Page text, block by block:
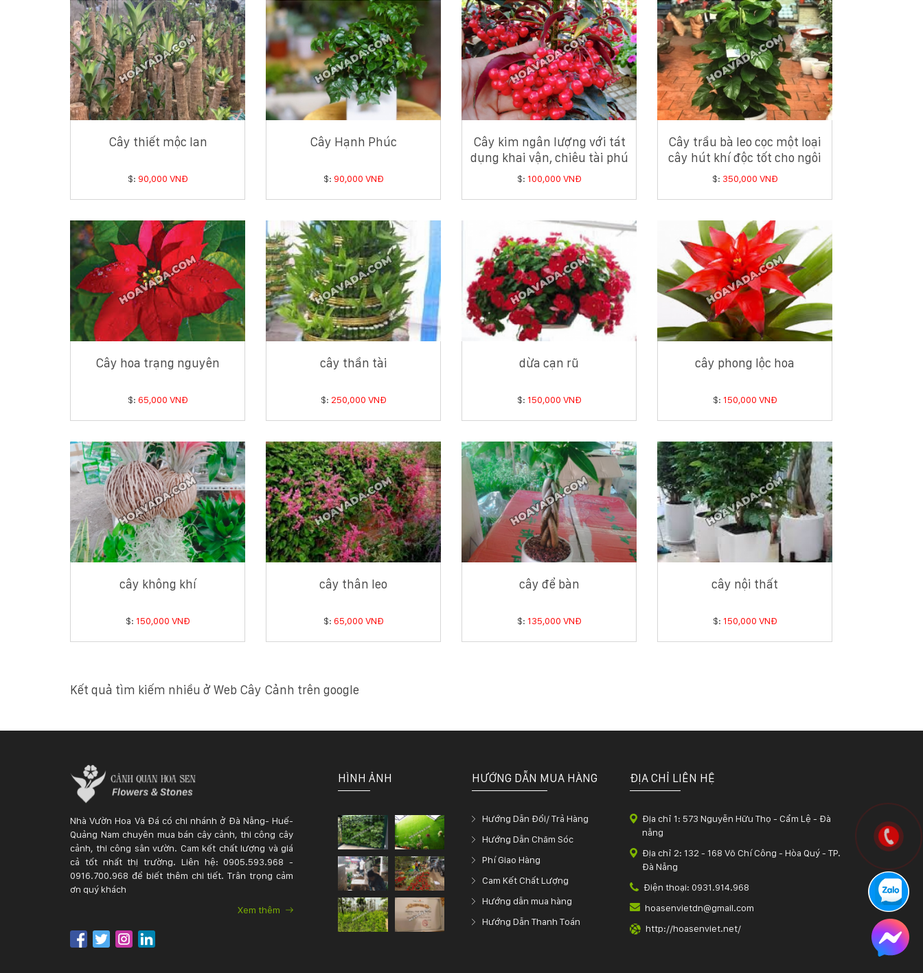
Cây thiết mộc lan
$: 90,000 VNĐ
Cây Hạnh Phúc
$: 90,000 VNĐ
Cây kim ngân lượng với tát
dụng khai vận, chiêu tài phú
quý
$: 100,000 VNĐ
Cây trầu bà leo cọc một loại
cây hút khí độc tốt cho ngôi
nhà bạn
$: 350,000 VNĐ
Cây hoa trạng nguyên
$: 65,000 VNĐ
cây thần tài
$: 250,000 VNĐ
dừa cạn rũ
$: 150,000 VNĐ
cây phong lộc hoa
$: 150,000 VNĐ
cây không khí
$: 150,000 VNĐ
cây thân leo
$: 65,000 VNĐ
cây để bàn
$: 135,000 VNĐ
cây nội thất
$: 150,000 VNĐ
Kết quả tìm kiếm nhiều ở Web Cây Cảnh trên google
Nhà Vườn Hoa Và Đá có chi nhánh ở Đà Nẵng- Huế-
Quảng Nam chuyên mua bán cây cảnh, thi công cây
cảnh, thi công sân vườn. Cam kết chất lượng và giá
cả tốt nhất thị trường. Liên hệ: 0905.593.968 -
0916.700.968 để biết thêm chi tiết. Trân trọng cảm
ơn quý khách
Xem thêm
HÌNH ẢNH HƯỚNG DẪN MUA HÀNG
Hướng Dẫn Đổi/ Trả Hàng
Hướng Dẫn Chăm Sóc
Phí Giao Hàng
Cam Kết Chất Lượng
Hướng dẫn mua hàng
Hướng Dẫn Thanh Toán
ĐỊA CHỈ LIÊN HỆ
Địa chỉ 1: 573 Nguyễn Hữu Thọ - Cẩm Lệ - Đà
nẵng
Địa chỉ 2: 132 - 168 Võ Chí Công - Hòa Quý - TP.
Đà Nẵng
Điện thoại: 0931.914.968
hoasenvietdn@gmail.com
http://hoasenviet.net/